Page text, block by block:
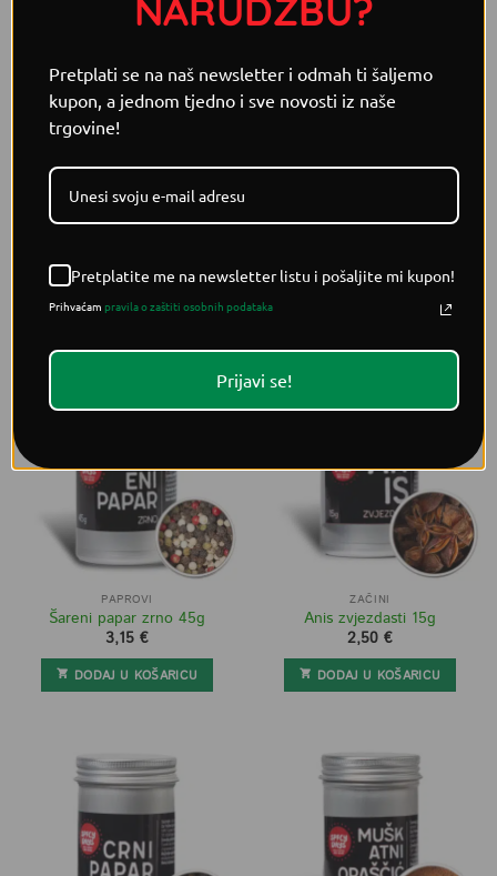
ribe, variva, prženog povrća, a može se pronaći u
Volumen / masa / količina:
Sastojci:
Sečuanski papar
PAPROVI
Šareni papar zrno 45g
3,15 €
DODAJ U KOŠARICU
ZAČINI
Anis zvjezdasti 15g
2,50 €
DODAJ U KOŠARICU
NARUDŽBU?
Pretplati se na naš newsletter i odmah ti šaljemo
kupon, a jednom tjedno i sve novosti iz naše
trgovine!
Pretplatite me na newsletter listu i pošaljite mi kupon!
Prihvaćam pravila o zaštiti osobnih podataka
Prijavi se!